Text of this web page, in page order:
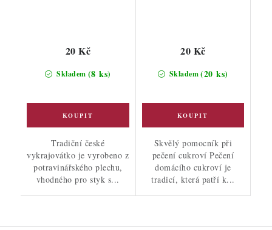
Skladem (8 ks)
20 Kč
Tradiční české
vykrajovátko je vyrobeno z
potravinářského plechu,
vhodného pro styk s...
Skladem(20 ks)
20 Kč
Skvělý pomocník při
pečení cukroví Pečení
domácího cukroví je
tradicí, která patří k...